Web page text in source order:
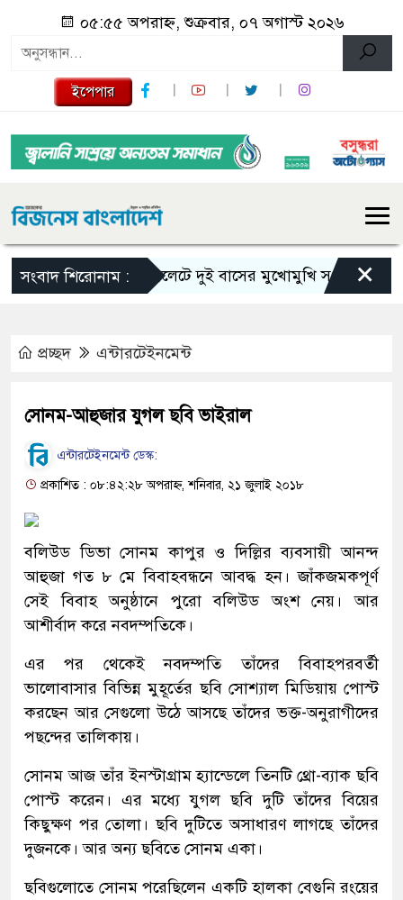
০৫:৫৫ অপরাহ্ন, শুক্রবার, ০৭ অগাস্ট ২০২৬
ইপেপার
সংবাদ শিরোনাম :সিলেটে দুই বাসের মুখোমুখি সংঘর্ষে নিহত×
প্রচ্ছদ এন্টারটেইনমেন্ট
সোনম-আহুজার যুগল ছবি ভাইরাল
এন্টারটেইনমেন্ট ডেস্ক:
প্রকাশিত : ০৮:৪২:২৮ অপরাহ্ন, শনিবার, ২১ জুলাই ২০১৮
বলিউড ডিভা সোনম কাপুর ও দিল্লির ব্যবসায়ী আনন্দ
আহুজা গত ৮ মে বিবাহবন্ধনে আবদ্ধ হন। জাঁকজমকপূর্ণ
সেই বিবাহ অনুষ্ঠানে পুরো বলিউড অংশ নেয়। আর
আশীর্বাদ করে নবদম্পতিকে।
এর পর থেকেই নবদম্পতি তাঁদের বিবাহপরবর্তী
ভালোবাসার বিভিন্ন মুহূর্তের ছবি সোশ্যাল মিডিয়ায় পোস্ট
করছেন আর সেগুলো উঠে আসছে তাঁদের ভক্ত-অনুরাগীদের
পছন্দের তালিকায়।
সোনম আজ তাঁর ইনস্টাগ্রাম হ্যান্ডেলে তিনটি থ্রো-ব্যাক ছবি
পোস্ট করেন। এর মধ্যে যুগল ছবি দুটি তাঁদের বিয়ের
কিছুক্ষণ পর তোলা। ছবি দুটিতে অসাধারণ লাগছে তাঁদের
দুজনকে। আর অন্য ছবিতে সোনম একা।
ছবিগুলোতে সোনম পরেছিলেন একটি হালকা বেগুনি রংয়ের